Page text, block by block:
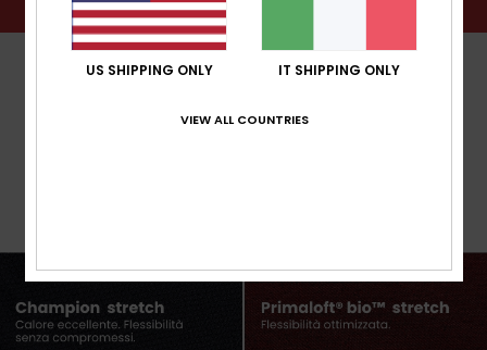
US SHIPPING ONLY IT SHIPPING ONLY
VIEW ALL COUNTRIES